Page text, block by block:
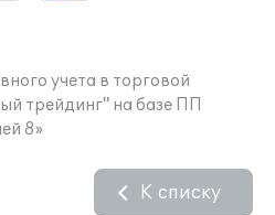
учета в торговой
трейдинг" на базе ПП
8»
К списку